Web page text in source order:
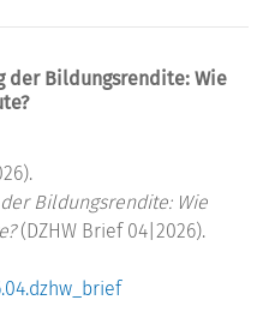
der Bildungsrendite: Wie
Bildungsrendite: Wie
(DZHW Brief 04|2026).